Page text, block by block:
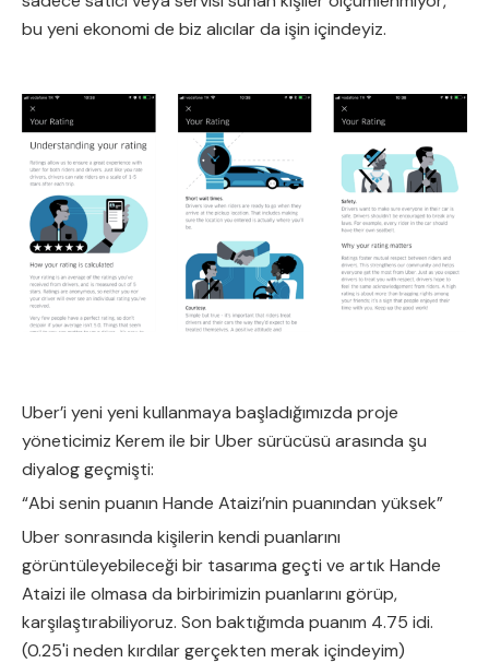
bu yeni ekonomi de biz alıcılar da işin içindeyiz.
Uber’i yeni yeni kullanmaya başladığımızda proje
yöneticimiz Kerem ile bir Uber sürücüsü arasında şu
diyalog geçmişti:
“Abi senin puanın Hande Ataizi’nin puanından yüksek”
Uber sonrasında kişilerin kendi puanlarını
görüntüleyebileceği bir tasarıma geçti ve artık Hande
Ataizi ile olmasa da birbirimizin puanlarını görüp,
karşılaştırabiliyoruz. Son baktığımda puanım 4.75 idi.
(0.25'i neden kırdılar gerçekten merak içindeyim)